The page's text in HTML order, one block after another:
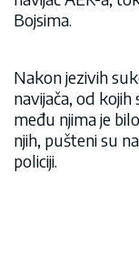
Bojsima.
Nakon jezivih
navijača, od
među njima je
njih, pušteni su
policiji.